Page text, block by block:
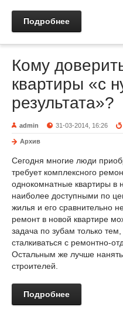
Подробнее
Кому
квартиры «с
результата»?
admin 31-03-2014, 16:26
Архив
Сегодня многие люди
требует комплексного
однокомнатные квартиры в
наиболее доступными по
жилья и его сравнительно
ремонт в новой квартире
задача по зубам только
сталкиваться с ремонтно-
Остальным же лучше
строителей.
Подробнее